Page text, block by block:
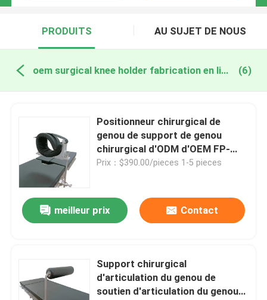
PRODUITS AU SUJET DE NOUS
oem surgical knee holder fabrication en ligne (6)
Positionneur chirurgical de
genou de support de genou
chirurgical d'ODM d'OEM FP-
021-C
Prix：$390.00/pieces 1-5 pieces
meilleur prix Contact
Support chirurgical
d'articulation du genou de
soutien d'articulation du genou